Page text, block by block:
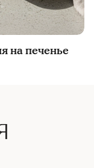
на печенье